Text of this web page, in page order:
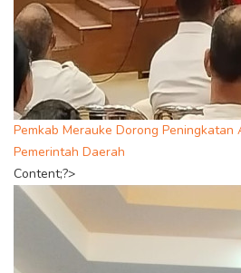
Pemkab Merauke Dorong Peningkatan
Pemerintah Daerah
Content;?>